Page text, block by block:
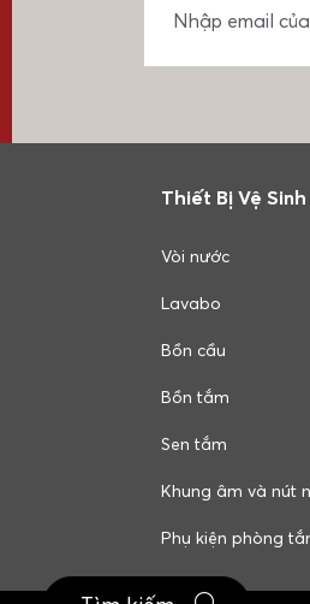
Thiết Bị Vệ Sinh
Vòi nước
Lavabo
Bồn cầu
Bồn tắm
Sen tắm
Khung âm và nút
Phụ kiện phòng